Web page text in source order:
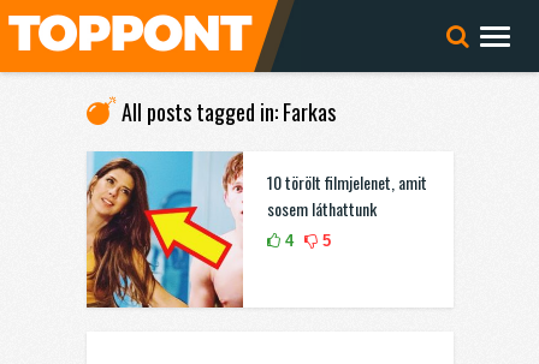
All posts tagged in: Farkas
10 törölt filmjelenet, amit
sosem láthattunk
4 5